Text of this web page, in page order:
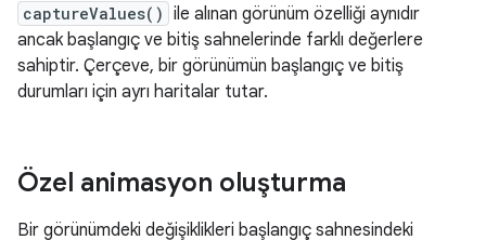
captureValues() ile alınan görünüm özelliği aynıdır
ancak başlangıç ve bitiş sahnelerinde farklı değerlere
sahiptir. Çerçeve, bir görünümün başlangıç ve bitiş
durumları için ayrı haritalar tutar.
Özel animasyon oluşturma
Bir görünümdeki değişiklikleri başlangıç sahnesindeki